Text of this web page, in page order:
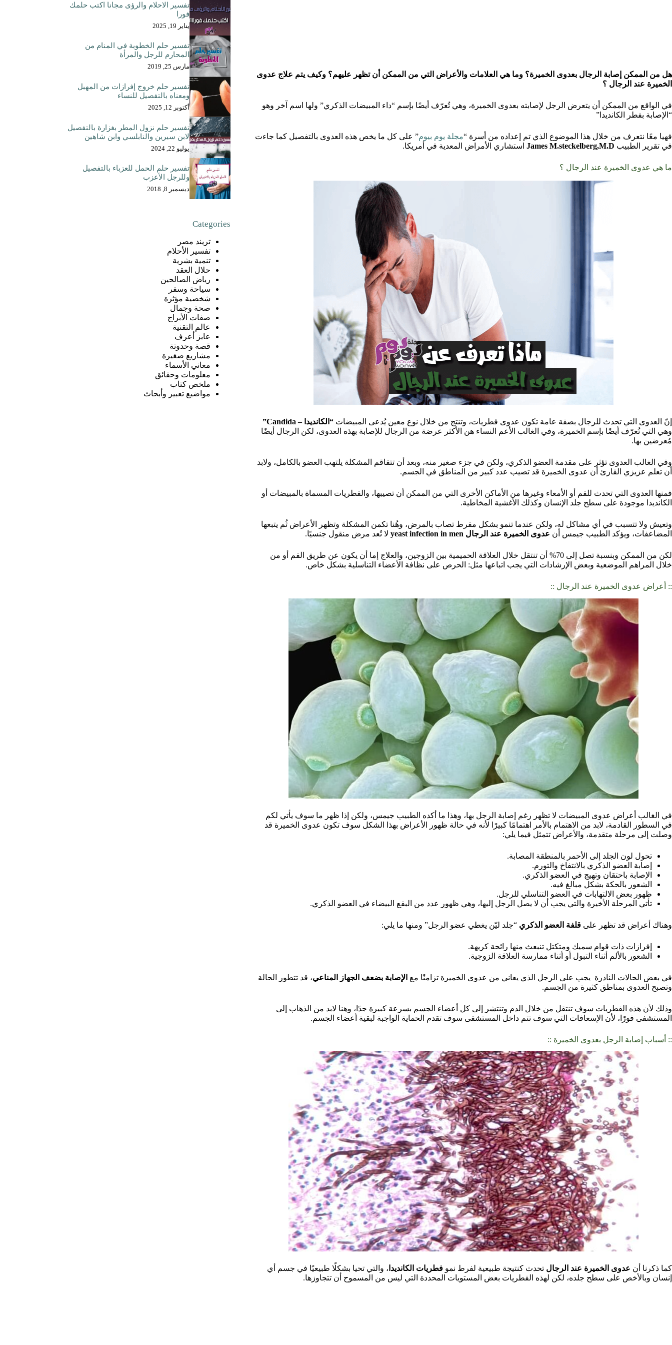
هل من الممكن إصابة الرجال بعدوى الخميرة؟ وما هي العلامات والأعراض التي من الممكن أن تظهر عليهم؟ وكيف يتم علاج عدوى
الخميرة عند الرجال ؟
في الواقع من الممكن أن يتعرض الرجل لإصابته بعدوى الخميرة، وهي تُعرّف أيضًا بإسم “داء المبيضات الذكري” ولها اسم آخر وهو
“الإصابة بفطر الكانديدا”
فهيا معًا نتعرف من خلال هذا الموضوع الذي تم إعداده من أسرة “مجلة يوم بيوم” على كل ما يخص هذه العدوى بالتفصيل كما جاءت
في تقرير الطبيب James M.steckelberg,M.D استشاري الأمراض المعدية في أمريكا.
ما هي عدوى الخميرة عند الرجال ؟
إنّ العدوى التي تحدث للرجال بصفة عامة تكون عدوى فطريات، وتنتج من خلال نوع معين يُدعى المبيضات “الكانديدا – Candida”
وهي التي تُعرّف أيضًا بإسم الخميرة، وفي الغالب الأعم النساء هن الأكثر عرضة من الرجال للإصابة بهذه العدوى، لكن الرجال أيضًا
مُعرضين بها.
وفي الغالب العدوى تؤثر على مقدمة العضو الذكري، ولكن في جزء صغير منه، وبعد أن تتفاقم المشكلة يلتهب العضو بالكامل، ولابد
أن تعلم عزيزي القارئ أن عدوى الخميرة قد تصيب عدد كبير من المناطق في الجسم.
فمنها العدوى التي تحدث للفم أو الأمعاء وغيرها من الأماكن الأخرى التي من الممكن أن تصيبها، والفطريات المسماة بالمبيضات أو
الكانديدا موجودة على سطح جلد الإنسان وكذلك الأغشية المخاطية.
وتعيش ولا تتسبب في أي مشاكل له، ولكن عندما تنمو بشكل مفرط تصاب بالمرض، وهُنا تكمن المشكلة وتظهر الأعراض ثُم يتبعها
المضاعفات، ويؤكد الطبيب جيمس أن عدوى الخميرة عند الرجال yeast infection in men لا تُعد مرض منقول جنسيًا.
لكن من الممكن وبنسبة تصل إلى 70% أن تنتقل خلال العلاقة الحميمية بين الزوجين، والعلاج إما أن يكون عن طريق الفم أو من
خلال المراهم الموضعية وبعض الإرشادات التي يجب اتباعها مثل: الحرص على نظافة الأعضاء التناسلية بشكل خاص.
:: أعراض عدوى الخميرة عند الرجال ::
في الغالب أعراض عدوى المبيضات لا تظهر رغم إصابة الرجل بها، وهذا ما أكده الطبيب جيمس، ولكن إذا ظهر ما سوف يأتي لكم
في السطور القادمة، لابد من الاهتمام بالأمر اهتمامًا كبيرًا لأنه في حالة ظهور الأعراض بهذا الشكل سوف تكون عدوى الخميرة قد
وصلت إلى مرحلة متقدمة، والأعراض تتمثل فيما يلي:
تحول لون الجلد إلى الأحمر بالمنطقة المصابة.
إصابة العضو الذكري بالانتفاخ والتورم.
الإصابة باحتقان وتهيج في العضو الذكري.
الشعور بالحكة بشكل مبالغ فيه.
ظهور بعض الالتهابات في العضو التناسلي للرجل.
تأتي المرحلة الأخيرة والتي يجب أن لا يصل الرجل إليها، وهي ظهور عدد من البقع البيضاء في العضو الذكري.
وهناك أعراض قد تظهر على قلفة العضو الذكري “جلد ليّن يغطي عضو الرجل” ومنها ما يلي:
إفرازات ذات قوام سميك ومتكتل تنبعث منها رائحة كريهة.
الشعور بالألم أثناء التبول أو أثناء ممارسة العلاقة الزوجية.
في بعض الحالات النادرة يجب على الرجل الذي يعاني من عدوى الخميرة تزامنًا مع الإصابة بضعف الجهاز المناعي، قد تتطور الحالة
وتصبح العدوى بمناطق كثيرة من الجسم.
وذلك لأن هذه الفطريات سوف تنتقل من خلال الدم وتنتشر إلى كل أعضاء الجسم بسرعة كبيرة جدًا، وهنا لابد من الذهاب إلى
المستشفى فورًا، لأن الإسعافات التي سوف تتم داخل المستشفى سوف تقدم الحماية الواجبة لبقية أعضاء الجسم.
:: أسباب إصابة الرجل بعدوى الخميرة ::
كما ذكرنا أن عدوى الخميرة عند الرجال تحدث كنتيجة طبيعية لفرط نمو فطريات الكانديدا ، والتي تحيا بشكلًا طبيعيًا في جسم أي
إنسان وبالأخص على سطح جلده، لكن لهذه الفطريات بعض المستويات المحددة التي ليس من المسموح أن تتجاوزها.
تفسير الاحلام والرؤى مجانا اكتب حلمك
فورا
يناير 19, 2025
تفسير حلم الخطوبة في المنام من
المحارم للرجل والمرأة
مارس 25, 2019
تفسير حلم خروج إفرازات من المهبل
ومعناه بالتفصيل للنساء
أكتوبر 12, 2025
تفسير حلم نزول المطر بغزارة بالتفصيل
لابن سيرين والنابلسي وابن شاهين
يوليو 22, 2024
تفسير حلم الحمل للعزباء بالتفصيل
وللرجل الأعزب
ديسمبر 8, 2018
Categories
تريند مصر
تفسير الأحلام
تنمية بشرية
حلال العقد
رياض الصالحين
سياحة وسفر
شخصية مؤثرة
صحة وجمال
صفات الأبراج
عالم التقنية
عايز أعرف
قصة وحدوتة
مشاريع صغيرة
معاني الأسماء
معلومات وحقائق
ملخص كتاب
مواضيع تعبير وأبحاث